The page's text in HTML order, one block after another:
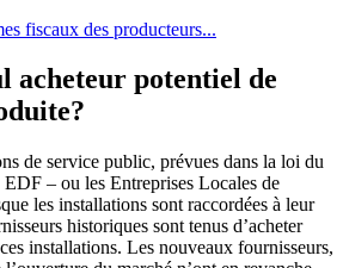
fiscaux des producteurs...
acheteur potentiel de
de service public, prévues dans la loi du
– ou les Entreprises Locales de
les installations sont raccordées à leur
historiques sont tenus d’acheter
installations. Les nouveaux fournisseurs,